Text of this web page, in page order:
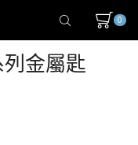
0
列金屬匙